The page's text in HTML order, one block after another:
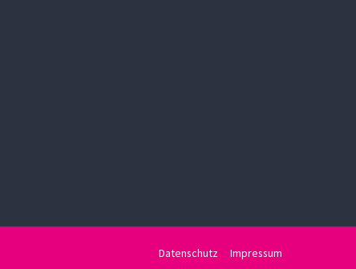
Datenschutz Impressum